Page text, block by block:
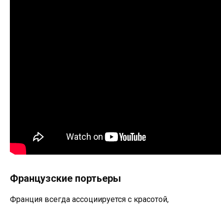
Французские портьеры
Франция всегда ассоциируется с красотой,